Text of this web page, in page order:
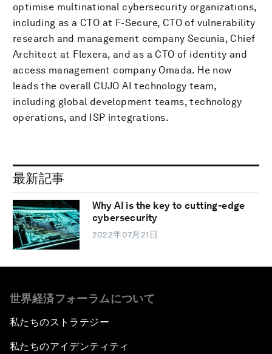
optimise multinational cybersecurity organizations,
including as a CTO at F-Secure, CTO of vulnerability
research and management company Secunia, Chief
Architect at Flexera, and as a CTO of identity and
access management company Omada. He now
leads the overall CUJO AI technology team,
including global development teams, technology
operations, and ISP integrations.
最新記事
Why AI is the key to cutting-edge
cybersecurity
2022年07月21日
世界経済フォーラムについて
私たちのストラテジー
私たちのアイデンティティ